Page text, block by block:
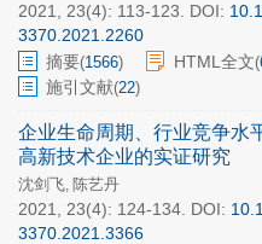
2021, 23(4): 113-123. DOI:
3370.2021.2260
摘要(1566) HTML全文(
施引文献(22)
企业生命周期、行业竞争
高新技术企业的实证研究
沈剑飞, 陈艺丹
2021, 23(4): 124-134. DOI:
3370.2021.3366